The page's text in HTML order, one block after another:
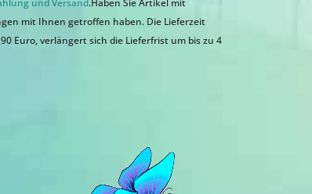
und Versand.Haben Sie Artikel mit
mit Ihnen getroffen haben. Die Lieferzeit
Euro, verlängert sich die Lieferfrist um bis zu 4